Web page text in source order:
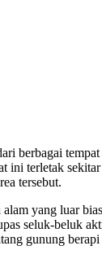
berbagai
ini terletak
tersebut.
alam yang luar
seluk-beluk
gunung